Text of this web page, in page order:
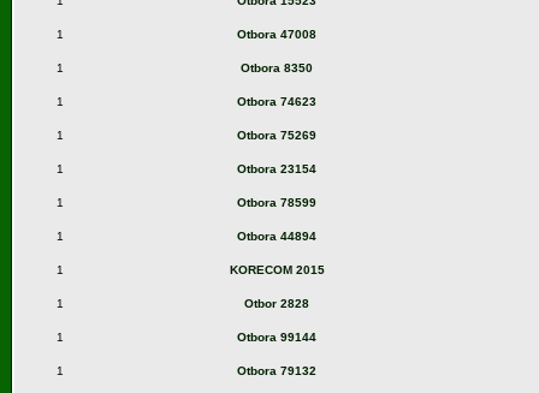
1 Otbora 47008
1 Otbora 8350
1 Otbora 74623
1 Otbora 75269
1 Otbora 23154
1 Otbora 78599
1 Otbora 44894
1 KORECOM 2015
1 Otbor 2828
1 Otbora 99144
1 Otbora 79132